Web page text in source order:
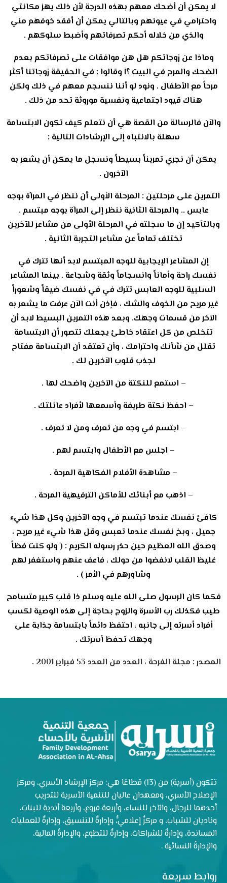
لا يمكن أن أضحك معهم بهذه الدرجة لأن ذلك يهز مكانتي
واحترامي في عيونهم وبالتالي يمكن أن أفقد خوفهم مني
والذي من خلاله أحكم تصرفاتهم وأضبط سلوكهم .
وماذا عن زوجاتكم هل هن موافقات على تصرفاتكم بعدم
الضحك والمرح في البيت ؟! وقالوا : في الحقيقة زوجاتنا أكثر
مرحاً مع الأطفال . ونود لو أننا ننسجم معهم في ذلك ولكن
هناك قيود اجتماعية ونفسية موروثة تحد من ذلك .
والآن فالرسالة من القصة هي أن نتعلم كيف تكون الابتسامة
سهلة بالانتباه إلى الإرشادات التالية :
يمكن أن نجري تمريناً بسيطاً ونسجل ما يمكن أن يشعر به
الآخرون .
التمرين على مرحلتين : المرحلة الأولى أن ننظر في المرآة بوجه
عابس .. والمرحلة الثانية ننظر إلى المرآة بوجه مبتسم .
وبالتأكيد إن ما سجلته في المرحلة الأولى من مشاعر للآخرين
تختلف تماماً عن مشاعر التجربة الثانية .
إن المشاعر الإيجابية للوجه المبتسم لابد أنها تترك في
نفسك راحة وأماناً وانسجاماً وثقة وشجاعة . بينما المشاعر
السلبية للوجه العابس تترك في في نفسك ضيقاً وشعوراً
غير مريح من الخوف والشك ، فإذن أنت الآن عرفت ما يشعر به
الآخر من قسمات وجهك. وبعد هذه التمرين البسيط لابد أن
تتخلص من كل اعتقاد خاطئ يجعلك تتصور أن الابتسامة
تقلل من شأنك واحترامك ، وأن تعتقد أن الابتسامة مفتاح
لجذب قلوب الآخرين لك .
– استمع للنكتة من الآخرين واضحك لها .
– احفظ نكتة طريفة وأسمعها لأفراد عائلتك .
– ابتسم في وجه من تعرف ومن لا تعرف .
– اجلس مع الأطفال وابتسم لهم .
– مشاهدة الأفلام الفكاهية المرحة .
– اذهب مع أبنائك للأماكن الترفيهية المرحة .
كافئ نفسك عندما تبتسم في وجه الآخرين وكل هذا شيء
جميل ، وبخ نفسك عندما تعبس وقل هذا شيء غير مريح ،
وصدق الله العظيم حين حذر رسوله الكريم : ( ولو كنت فظاً
غليظ القلب لانفضوا من حولك ، فاعف عنهم واستغفر لهم
وشاورهم في الأمر ) .
فكما كان الرسول صلى الله عليه وسلم ذا قلب كبير متسامح
طيب فكذلك رب الأسرة والزوج بحاجة إلى هذه الوصية لكسب
أفراد أسرته إلى جانبه ، احتفظ دائماً بابتسامة جذابة على
وجهك تحفظ أسرتك .
المصدر : مجلة الفرحة ، العدد من العدد 53 فبراير 2001 .
تتكون (أسرية) من (13) قطاعًا هي: مركز الإرشاد الأسري، ومركز
الإصلاح الأسري، ومعهدان عاليان للتنمية الأسرية للتدريب
أحدهما للرجال، والآخر للنساء، وأربعة فروع، وأربعة أندية للبنات،
وناديان للشباب، و مركزٌ إعلاميٌّ، وإدارةٌ للتنسيق، وإدارةٌ للعمليات
المساندة، وإدارةٌ للشراكات، وإدارةٌ للتطوع، والإدارةُ المالية،
والإدارةُ النسائية .
روابط سريعة